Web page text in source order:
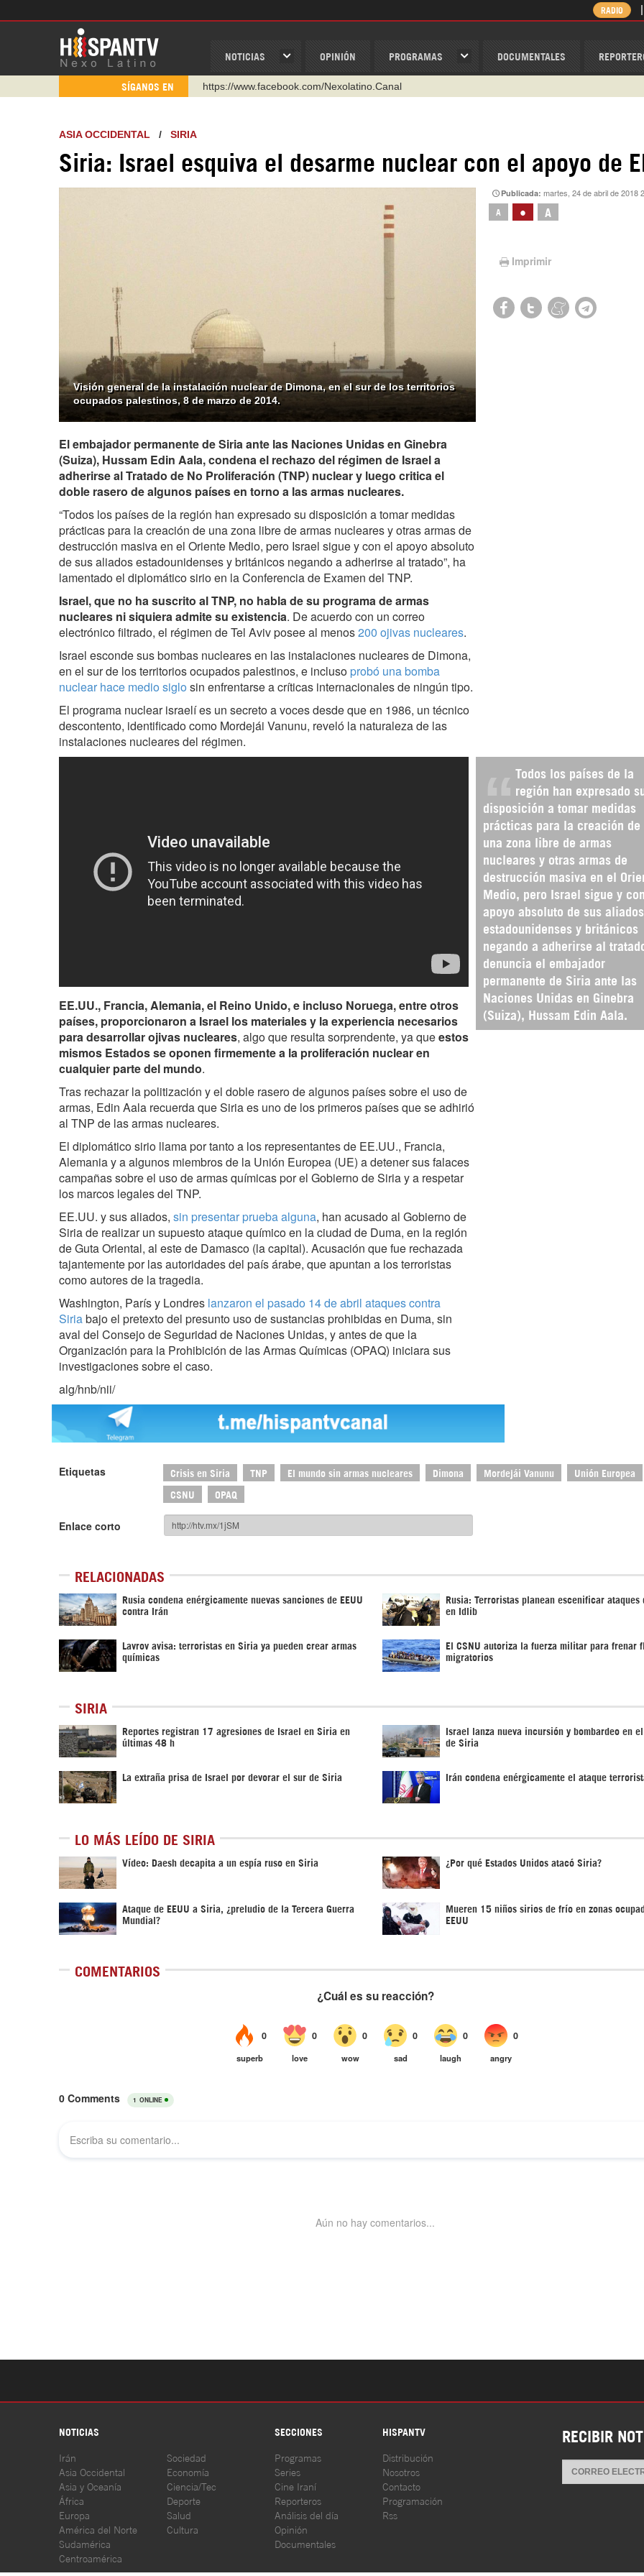
NOTICIAS OPINIÓN PROGRAMAS DOCUMENTALES
RADIO
SÍGANOS EN
https://www.facebook.com/Nexolatino.Canal
https://t.me/hispantvcanal
https://urmedium.com/c/hispantv
ASIA OCCIDENTAL / SIRIA
Siria: Israel esquiva el desarme nuclear con el apoyo de
Visión general de la instalación nuclear de Dimona, en el sur de los territorios
ocupados palestinos, 8 de marzo de 2014.
Publicada:martes, 24 de abril de 2018
A • A
Imprimir
El embajador permanente de Siria ante las Naciones Unidas en Ginebra
(Suiza), Hussam Edin Aala, condena el rechazo del régimen de Israel a
adherirse al Tratado de No Proliferación (TNP) nuclear y luego critica el
doble rasero de algunos países en torno a las armas nucleares.
“Todos los países de la región han expresado su disposición a tomar medidas
prácticas para la creación de una zona libre de armas nucleares y otras armas de
destrucción masiva en el Oriente Medio, pero Israel sigue y con el apoyo absoluto
de sus aliados estadounidenses y británicos negando a adherirse al tratado”, ha
lamentado el diplomático sirio en la Conferencia de Examen del TNP.
Israel, que no ha suscrito al TNP, no habla de su programa de armas
nucleares ni siquiera admite su existencia. De acuerdo con un correo
electrónico filtrado, el régimen de Tel Aviv posee al menos200 ojivas nucleares.
Israel esconde sus bombas nucleares en las instalaciones nucleares de Dimona,
en el sur de los territorios ocupados palestinos, e incluso probó una bomba
nuclear hace medio siglo sin enfrentarse a críticas internacionales de ningún tipo.
El programa nuclear israelí es un secreto a voces desde que en 1986, un técnico
descontento, identificado como Mordejái Vanunu, reveló la naturaleza de las
instalaciones nucleares del régimen.
Todos los países de la
región han expresado
disposición a tomar medidas
prácticas para la creación de
una zona libre de armas
nucleares y otras armas de
destrucción masiva en el
Medio, pero Israel sigue y
apoyo absoluto de sus aliados
estadounidenses y británicos
negando a adherirse al
denuncia el embajador
permanente de Siria ante las
Naciones Unidas en Ginebra
(Suiza), Hussam Edin Aala.
EE.UU., Francia, Alemania, el Reino Unido, e incluso Noruega, entre otros
países, proporcionaron a Israel los materiales y la experiencia necesarios
para desarrollar ojivas nucleares, algo que resulta sorprendente, ya queestos
mismos Estados se oponen firmemente a la proliferación nuclear en
cualquier parte del mundo.
Tras rechazar la politización y el doble rasero de algunos países sobre el uso de
armas, Edin Aala recuerda que Siria es uno de los primeros países que se adhirió
al TNP de las armas nucleares.
El diplomático sirio llama por tanto a los representantes de EE.UU., Francia,
Alemania y a algunos miembros de la Unión Europea (UE) a detener sus falaces
campañas sobre el uso de armas químicas por el Gobierno de Siria y a respetar
los marcos legales del TNP.
EE.UU. y sus aliados, sin presentar prueba alguna, han acusado al Gobierno de
Siria de realizar un supuesto ataque químico en la ciudad de Duma, en la región
de Guta Oriental, al este de Damasco (la capital). Acusación que fue rechazada
tajantemente por las autoridades del país árabe, que apuntan a los terroristas
como autores de la tragedia.
Washington, París y Londres lanzaron el pasado 14 de abril ataques contra
Siriabajo el pretexto del presunto uso de sustancias prohibidas en Duma, sin
aval del Consejo de Seguridad de Naciones Unidas, y antes de que la
Organización para la Prohibición de las Armas Químicas (OPAQ) iniciara sus
investigaciones sobre el caso.
alg/hnb/nii/
Etiquetas Crisis en Siria TNP El mundo sin armas nucleares Dimona Mordejái Vanunu Unión Europea
CSNU OPAQ
Enlace corto
RELACIONADAS
Rusia condena enérgicamente nuevas sanciones de EEUU
contra Irán
Rusia: Terroristas planean escenificar ataques
en Idlib
Lavrov avisa: terroristas en Siria ya pueden crear armas
químicas
El CSNU autoriza la fuerza militar para frenar
migratorios
SIRIA
Reportes registran 17 agresiones de Israel en Siria en
últimas 48 h
Israel lanza nueva incursión y bombardeo en
de Siria
La extraña prisa de Israel por devorar el sur de Siria Irán condena enérgicamente el ataque
LO MÁS LEÍDO DE SIRIA
Vídeo: Daesh decapita a un espía ruso en Siria ¿Por qué Estados Unidos atacó Siria?
Ataque de EEUU a Siria, ¿preludio de la Tercera Guerra
Mundial?
Mueren 15 niños sirios de frío en zonas
EEUU
COMENTARIOS
NOTICIAS SECCIONES HISPANTV
Irán
Asia Occidental
Asia y Oceanía
África
Europa
América del Norte
Sudamérica
Centroamérica
Sociedad
Economía
Ciencia/Tec
Deporte
Salud
Cultura
Programas
Series
Cine Iraní
Reporteros
Análisis del día
Opinión
Documentales
Distribución
Nosotros
Contacto
Programación
Rss
RECIBIR